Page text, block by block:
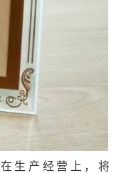
在生产经营上，将